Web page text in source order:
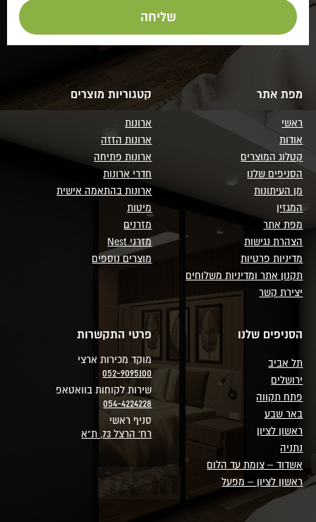
מפת אתר
ראשי
אודות
קטלוג המוצרים
הסניפים שלנו
מן העיתונות
המגזין
מפת אתר
הצהרת נגישות
מדיניות פרטיות
תקנון אתר ומדיניות משלוחים
יצירת קשר
קטגוריות מוצרים
ארונות
ארונות הזזה
ארונות פתיחה
חדרי ארונות
ארונות בהתאמה אישית
מיטות
מזרנים
מזרני Nest
מוצרים נוספים
הסניפים שלנו
תל אביב
ירושלים
פתח תקווה
באר שבע
ראשון לציון
נתניה
אשדוד – צומת עד הלום
ראשון לציון – מפעל
פרטי התקשרות
מוקד מכירות ארצי
052-9095100
שירות לקוחות בוואטאפ
054-4224228
סניף ראשי
רח' הרצל 73, ת"א